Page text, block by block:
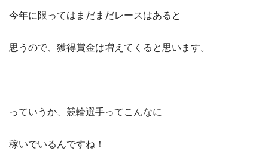
今年に限ってはまだまだレースはあると
思うので、獲得賞金は増えてくると思います。
っていうか、競輪選手ってこんなに
稼いでいるんですね！